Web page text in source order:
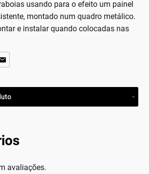
usando para o efeito um painel
montado num quadro metálico.
e instalar quando colocadas nas
avaliações.